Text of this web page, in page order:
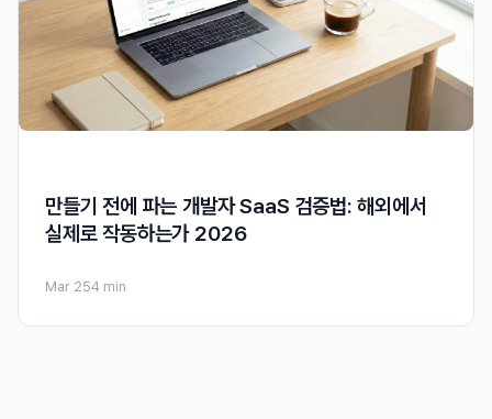
만들기 전에 파는 개발자 SaaS 검증법: 해외에서
실제로 작동하는가 2026
Mar 254 min